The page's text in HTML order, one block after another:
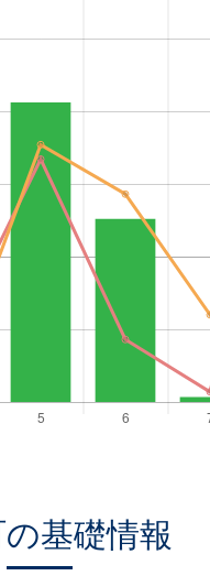
基礎情報